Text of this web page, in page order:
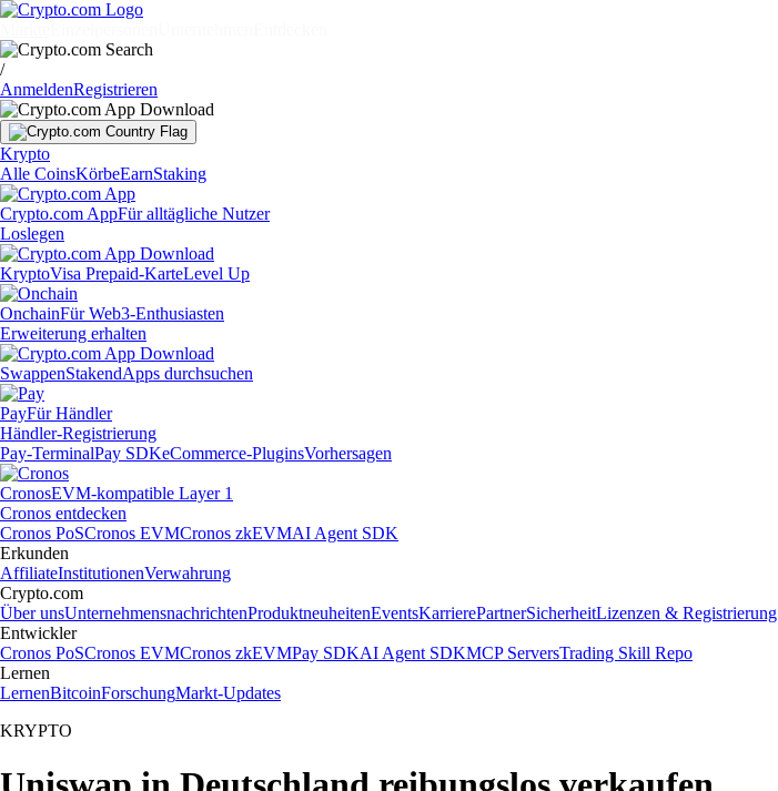
/
AnmeldenRegistrieren
Krypto
Alle CoinsKörbeEarnStaking
Crypto.com AppFür alltägliche Nutzer
Loslegen
KryptoVisa Prepaid-KarteLevel Up
OnchainFür Web3-Enthusiasten
Erweiterung erhalten
SwappenStakendApps durchsuchen
PayFür Händler
Händler-Registrierung
Pay-TerminalPay SDKeCommerce-PluginsVorhersagen
CronosEVM-kompatible Layer 1
Cronos entdecken
Cronos PoSCronos EVMCronos zkEVMAI Agent SDK
Erkunden
AffiliateInstitutionenVerwahrung
Crypto.com
Über unsUnternehmensnachrichtenProduktneuheitenEventsKarrierePartnerSicherheitLizenzen & Registrierung
Entwickler
Cronos PoSCronos EVMCronos zkEVMPay SDKAI Agent SDKMCP ServersTrading Skill Repo
Lernen
LernenBitcoinForschungMarkt-Updates
KRYPTO